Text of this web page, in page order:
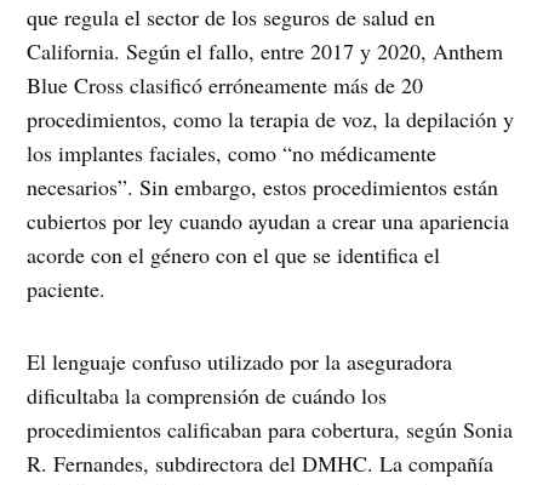
que regula el sector de los seguros de salud en
California. Según el fallo, entre 2017 y 2020, Anthem
Blue Cross clasificó erróneamente más de 20
procedimientos, como la terapia de voz, la depilación y
los implantes faciales, como “no médicamente
necesarios”. Sin embargo, estos procedimientos están
cubiertos por ley cuando ayudan a crear una apariencia
acorde con el género con el que se identifica el
paciente.
El lenguaje confuso utilizado por la aseguradora
dificultaba la comprensión de cuándo los
procedimientos calificaban para cobertura, según Sonia
R. Fernandes, subdirectora del DMHC. La compañía